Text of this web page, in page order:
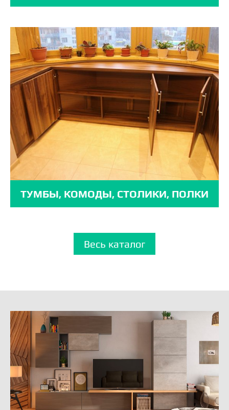
ТУМБЫ, КОМОДЫ, СТОЛИКИ, ПОЛКИ
Весь каталог